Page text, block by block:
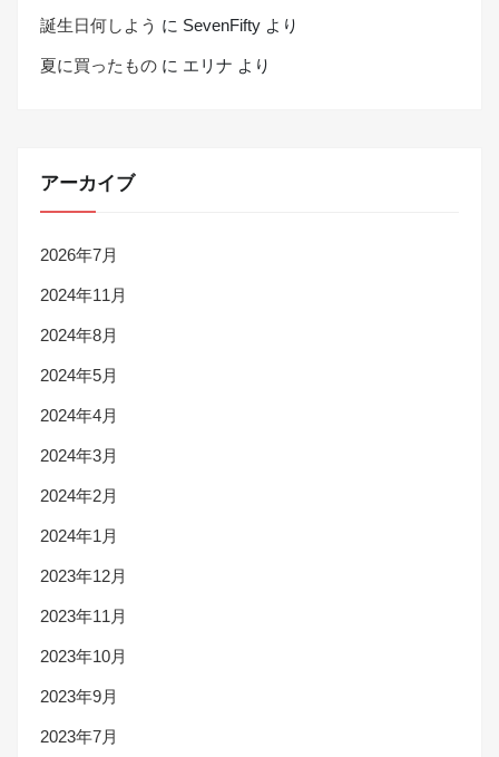
誕生日何しよう に SevenFifty より
夏に買ったもの に エリナ より
アーカイブ
2026年7月
2024年11月
2024年8月
2024年5月
2024年4月
2024年3月
2024年2月
2024年1月
2023年12月
2023年11月
2023年10月
2023年9月
2023年7月